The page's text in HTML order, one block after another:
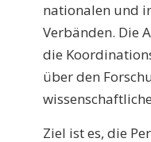
nationalen und
Verbänden. Die
die
über den
Ziel ist es, die